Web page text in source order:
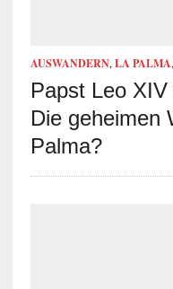
AUSWANDERN, LA PALMA,
Papst Leo
Die geheimen
Palma?